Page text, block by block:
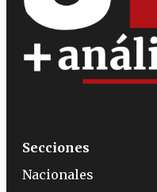
Secciones
Nacionales